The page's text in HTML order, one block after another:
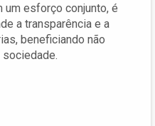
esforço conjunto, é
a transparência e a
beneficiando não
sociedade.